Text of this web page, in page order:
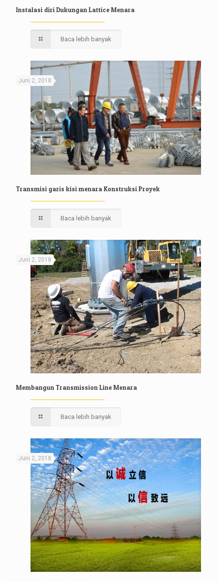
Instalasi diri Dukungan Lattice Menara
Baca lebih banyak
Juni 2, 2018
Transmisi garis kisi menara Konstruksi Proyek
Baca lebih banyak
Juni 2, 2018
Membangun Transmission Line Menara
Baca lebih banyak
Juni 2, 2018